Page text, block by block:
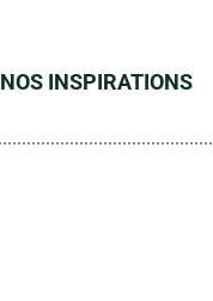
NOS INSPIRATIONS